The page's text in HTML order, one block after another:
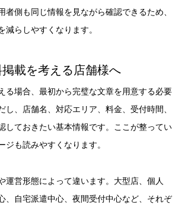
者側も同じ情報を見ながら確認できるため、
減らしやすくなります。
載を考える店舗様へ
る場合、最初から完璧な文章を用意する必要
し、店舗名、対応エリア、料金、受付時間、
しておきたい基本情報です。ここが整ってい
ジも読みやすくなります。
運営形態によって違います。大型店、個人
、自宅派遣中心、夜間受付中心など、それぞ